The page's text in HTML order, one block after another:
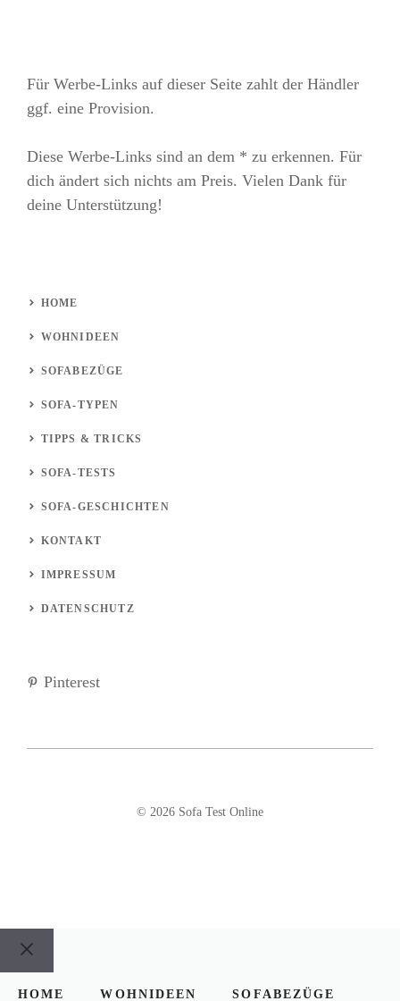
Für Werbe-Links auf dieser Seite zahlt der Händler
ggf. eine Provision.
Diese Werbe-Links sind an dem * zu erkennen. Für
dich ändert sich nichts am Preis. Vielen Dank für
deine Unterstützung!
HOME
WOHNIDEEN
SOFABEZÜGE
SOFA-TYPEN
TIPPS & TRICKS
SOFA-TESTS
SOFA-GESCHICHTEN
KONTAKT
IMPRESSUM
DATENSCHUTZ
Pinterest
© 2026 Sofa Test Online
Schließen
HOME WOHNIDEEN SOFABEZÜGE